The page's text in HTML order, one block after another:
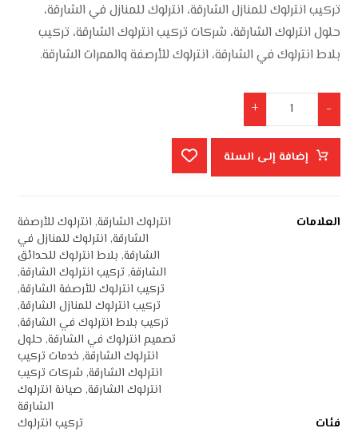
تركيب انترلوك للمنازل الشارقة، انترلوك للمنازل في الشارقة،
حلول انترلوك الشارقة، شركات تركيب انترلوك الشارقة، تركيب
بلاط انترلوك في الشارقة، انترلوك للأرصفة والممرات الشارقة.
-
+
إضافة إلى السلة
العلامات انترلوك الشارقة, انترلوك للأرصفة
الشارقة, انترلوك للمنازل في
الشارقة, بلاط انترلوك للحدائق
الشارقة, تركيب انترلوك الشارقة,
تركيب انترلوك للأرصفة الشارقة,
تركيب انترلوك للمنازل الشارقة,
تركيب بلاط انترلوك في الشارقة,
تصميم انترلوك في الشارقة, حلول
انترلوك الشارقة, خدمات تركيب
انترلوك الشارقة, شركات تركيب
انترلوك الشارقة, صيانة انترلوك
الشارقة
فئات
تركيب انترلوك